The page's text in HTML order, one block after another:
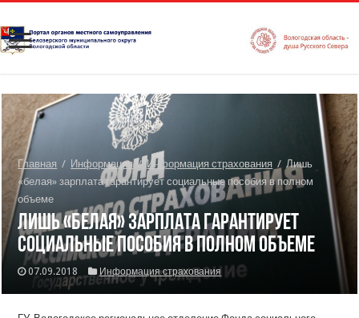
Главная / Информация / Информация страхования / Лишь
«белая» зарплата гарантирует социальные пособия в полном
объеме
Лишь «белая» зарплата гарантирует
социальные пособия в полном объеме
07.09.2018 Информация страхования